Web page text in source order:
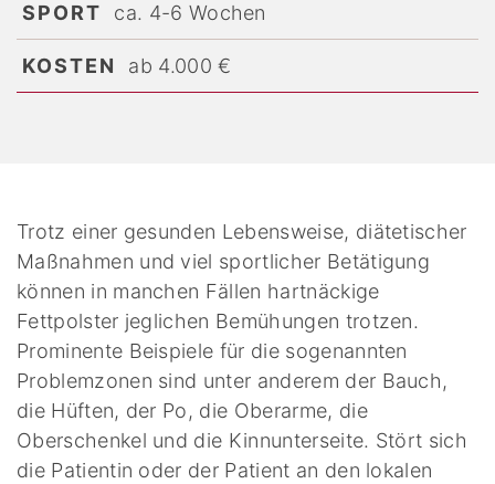
SPORT ca. 4-6 Wochen
KOSTEN ab 4.000 €
Trotz einer gesunden Lebensweise, diätetischer
Maßnahmen und viel sportlicher Betätigung
können in manchen Fällen hartnäckige
Fettpolster jeglichen Bemühungen trotzen.
Prominente Beispiele für die sogenannten
Problemzonen sind unter anderem der Bauch,
die Hüften, der Po, die Oberarme, die
Oberschenkel und die Kinnunterseite. Stört sich
die Patientin oder der Patient an den lokalen